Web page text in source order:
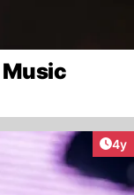
Music
4y